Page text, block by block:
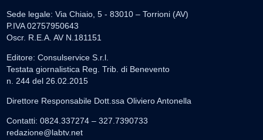
Sede legale: Via Chiaio, 5 - 83010 – Torrioni (AV)
P.IVA 02757950643
Oscr. R.E.A. AV N.181151
Editore: Consulservice S.r.l.
Testata giornalistica Reg. Trib. di Benevento
n. 244 del 26.02.2015
Direttore Responsabile Dott.ssa Oliviero Antonella
Contatti: 0824.337274 – 327.7390733
redazione@labtv.net